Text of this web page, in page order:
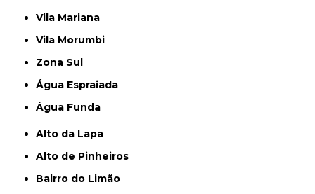
Vila Mariana
Vila Morumbi
Zona Sul
Água Espraiada
Água Funda
Alto da Lapa
Alto de Pinheiros
Bairro do Limão